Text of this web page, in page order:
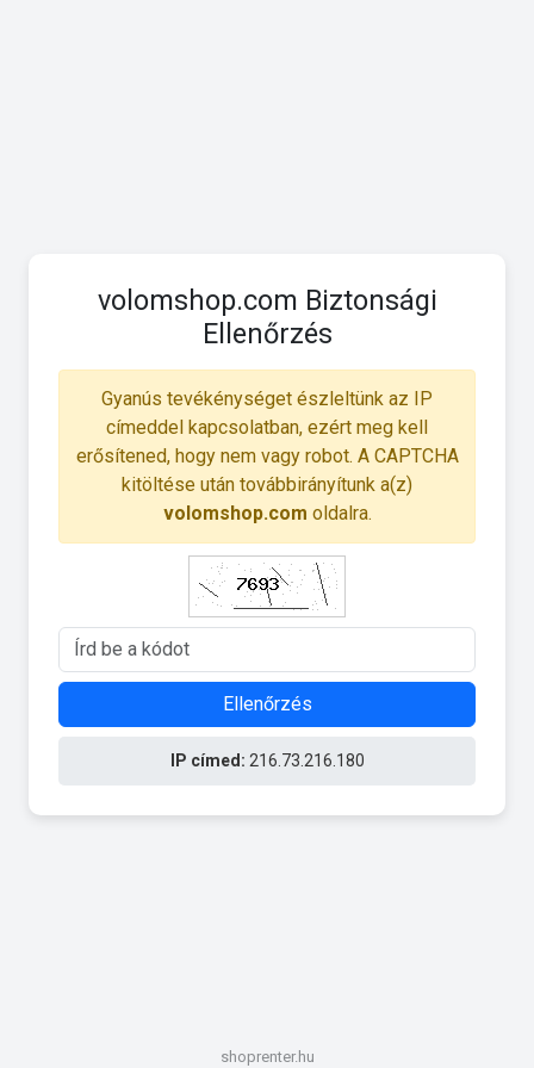
volomshop.com Biztonsági
Ellenőrzés
Gyanús tevékénységet észleltünk az IP
címeddel kapcsolatban, ezért meg kell
erősítened, hogy nem vagy robot. A CAPTCHA
kitöltése után továbbirányítunk a(z)
volomshop.com oldalra.
Ellenőrzés
IP címed: 216.73.216.180
shoprenter.hu